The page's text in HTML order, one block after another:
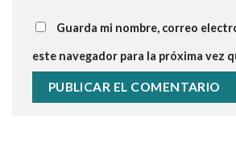
Guarda mi nombre, correo
este navegador para la próxima vez